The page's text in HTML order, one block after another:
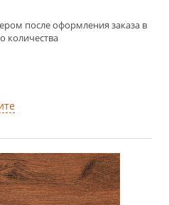
после оформления заказа в
количества